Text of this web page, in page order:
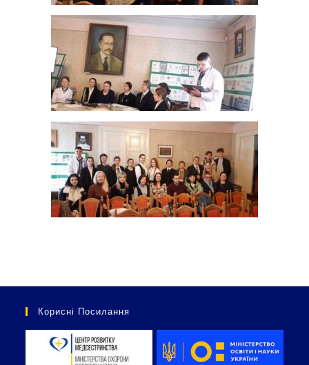
Корисні Посилання